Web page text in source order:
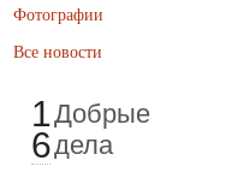
Фотографии
Все новости
1
6
Добрые
дела